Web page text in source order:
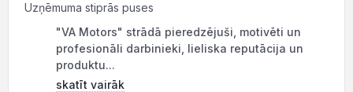
Uzņēmuma stiprās puses
"VA Motors" strādā pieredzējuši, motivēti un
profesionāli darbinieki, lieliska reputācija un
produktu...
skatīt vairāk